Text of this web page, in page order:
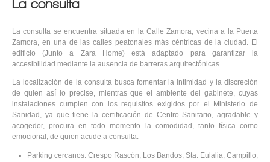
La consulta
La consulta se encuentra situada en la Calle Zamora, vecina a la Puerta
Zamora, en una de las calles peatonales más céntricas de la ciudad. El
edificio (Junto a Zara Home) está adaptado para garantizar la
accesibilidad mediante la ausencia de barreras arquitectónicas.
La localización de la consulta busca fomentar la intimidad y la discreción
de quien así lo precise, mientras que el ambiente del gabinete, cuyas
instalaciones cumplen con los requisitos exigidos por el Ministerio de
Sanidad, ya que tiene la certificación de Centro Sanitario, agradable y
acogedor, procura en todo momento la comodidad, tanto física como
emocional, de quien acude a consulta.
Parking cercanos: Crespo Rascón, Los Bandos, Sta. Eulalia, Campillo,